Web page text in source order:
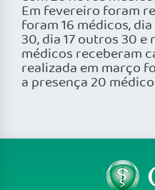
Em fevereiro foram
foram 16 médicos,
30, dia 17 outros 30 e
médicos receberam
realizada em março
a presença 20